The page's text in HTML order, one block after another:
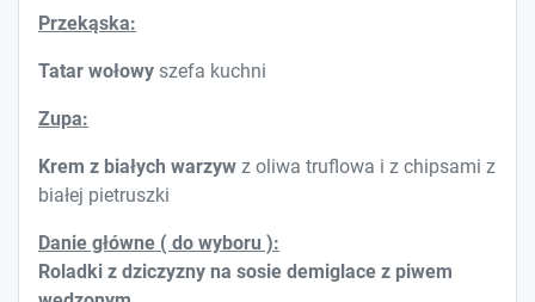
Przekąska:
Tatar wołowy szefa kuchni
Zupa:
Krem z białych warzyw z oliwa truflowa i z chipsami z
białej pietruszki
Danie główne ( do wyboru ):
Roladki z dziczyzny na sosie demiglace z piwem